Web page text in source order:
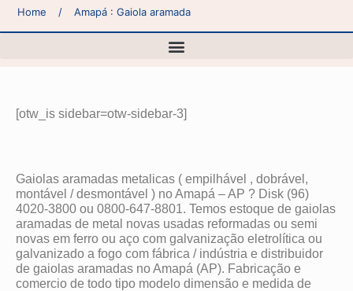
Home / Amapá : Gaiola aramada
[otw_is sidebar=otw-sidebar-3]
Gaiolas aramadas metalicas ( empilhável , dobrável,
montável / desmontável ) no Amapá – AP ? Disk (96)
4020-3800 ou 0800-647-8801. Temos estoque de gaiolas
aramadas de metal novas usadas reformadas ou semi
novas em ferro ou aço com galvanização eletrolítica ou
galvanizado a fogo com fábrica / indústria e distribuidor
de gaiolas aramadas no Amapá (AP). Fabricação e
comercio de todo tipo modelo dimensão e medida de